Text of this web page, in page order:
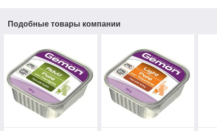
Подобные товары компании